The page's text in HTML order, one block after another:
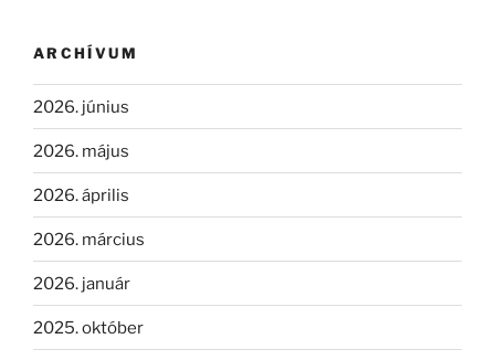
ARCHÍVUM
2026. június
2026. május
2026. április
2026. március
2026. január
2025. október